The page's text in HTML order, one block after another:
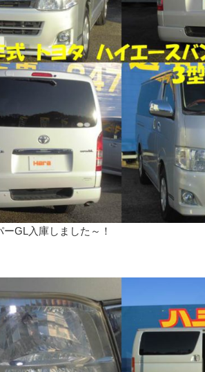
GL入庫しました～！